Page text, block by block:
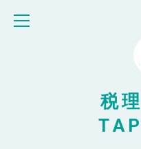
税